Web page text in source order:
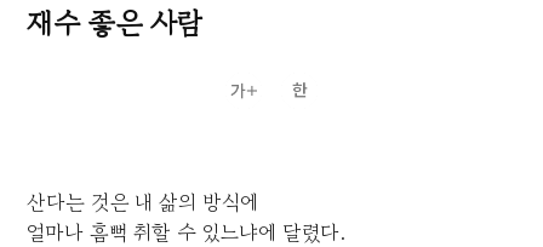
재수 좋은 사람
산다는 것은 내 삶의 방식에
얼마나 흠뻑 취할 수 있느냐에 달렸다.